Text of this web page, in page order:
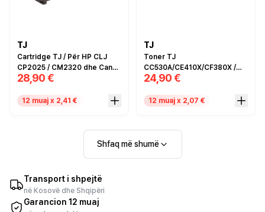
TJ
Cartridge TJ / Për HP CLJ
CP2025 / CM2320 dhe Canon
MF8350 / Zëvendësim për
/ CE411A / CF381A / Cyan /
28,90 €
12 muaj x 2,41 €
TJ
Toner TJ
CC530A/CE410X/CF380X /
Për HP Color laserJet CP /
laserJet Pro M MFP /
LaserJet Enterprise 400
color M / MFP M475dn dhe
24,90 €
12 muaj x 2,07 €
Shfaq më shumë
Transport i shpejtë
në Kosovë dhe Shqipëri
Garancion 12 muaj